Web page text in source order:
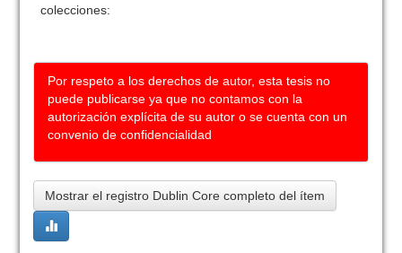
colecciones:
Por respeto a los derechos de autor, esta tesis no
puede publicarse ya que no contamos con la
autorización explícita de su autor o se cuenta con un
convenio de confidencialidad
Mostrar el registro Dublin Core completo del ítem